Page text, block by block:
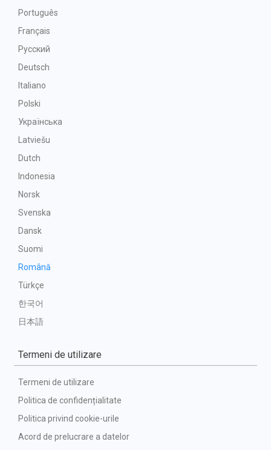
Português
Français
Русский
Deutsch
Italiano
Polski
Українська
Latviešu
Dutch
Indonesia
Norsk
Svenska
Dansk
Suomi
Română
Türkçe
한국어
日本語
Termeni de utilizare
Termeni de utilizare
Politica de confidențialitate
Politica privind cookie-urile
Acord de prelucrare a datelor